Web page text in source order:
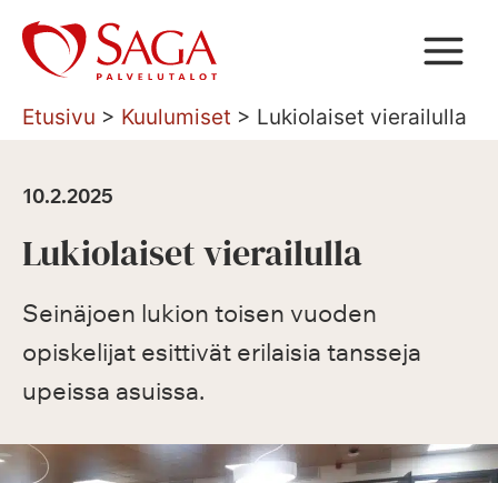
Siirry
sisältöön
Etusivu > Kuulumiset > Lukiolaiset vierailulla
10.2.2025
Lukiolaiset vierailulla
Seinäjoen lukion toisen vuoden
opiskelijat esittivät erilaisia tansseja
upeissa asuissa.